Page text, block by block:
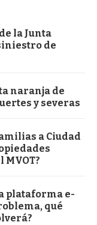
la Junta
de
naranja de
y severas
a Ciudad
MVOT?
plataforma e-
qué